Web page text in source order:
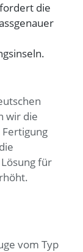
die
wir die
Fertigung
für
vom Typ